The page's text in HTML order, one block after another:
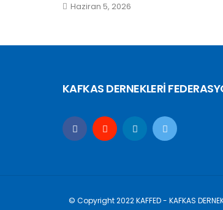
Haziran 5, 2026
KAFKAS DERNEKLERİ
© Copyright 2022 KAFFED - KAFKAS